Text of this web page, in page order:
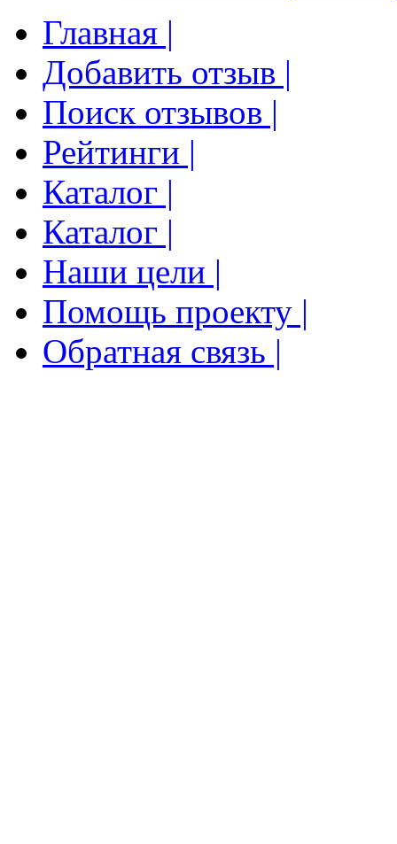
Главная |
Добавить отзыв |
Поиск отзывов |
Рейтинги |
Каталог |
Каталог |
Наши цели |
Помощь проекту |
Обратная связь |